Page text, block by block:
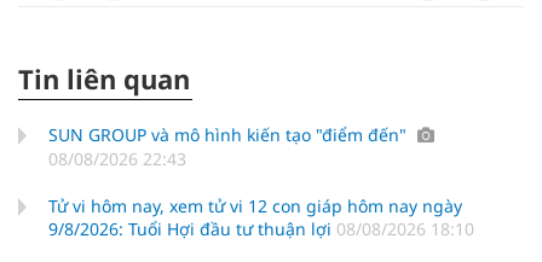
Tin liên quan
SUN GROUP và mô hình kiến tạo "điểm đến"
08/08/2026 22:43
Tử vi hôm nay, xem tử vi 12 con giáp hôm nay ngày
9/8/2026: Tuổi Hợi đầu tư thuận lợi 08/08/2026 18:10